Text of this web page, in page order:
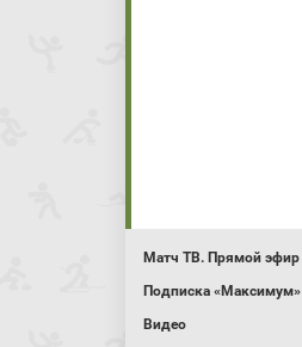
Матч ТВ. Прямой эфир
Подписка «Максимум»
Видео